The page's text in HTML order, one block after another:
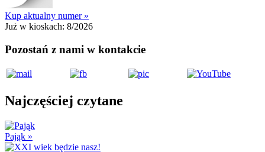
Kup aktualny numer »
Już w kioskach: 8/2026
Pozostań z nami w kontakcie
Najczęściej czytane
Pająk »